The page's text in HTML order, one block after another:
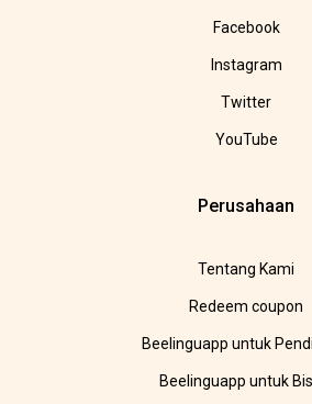
Facebook
Instagram
Twitter
YouTube
Perusahaan
Tentang Kami
Redeem coupon
Beelinguapp untuk
Beelinguapp untuk